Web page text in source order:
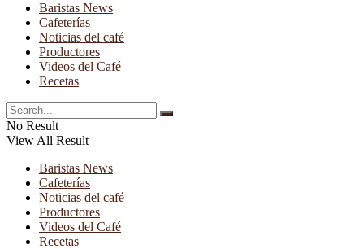
Baristas News
Cafeterías
Noticias del café
Productores
Videos del Café
Recetas
No Result
View All Result
Baristas News
Cafeterías
Noticias del café
Productores
Videos del Café
Recetas